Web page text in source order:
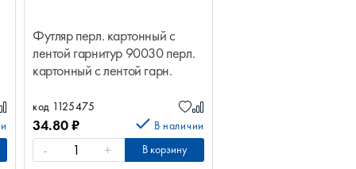
Футляр перл. картонный с
лентой гарнитур 90030 перл.
картонный с лентой гарн.
код 1125475
34.80₽ В наличии
- + В корзину